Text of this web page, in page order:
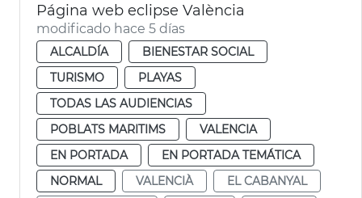
Página web eclipse València
modificado hace 5 días
ALCALDÍA
BIENESTAR SOCIAL
TURISMO
PLAYAS
TODAS LAS AUDIENCIAS
POBLATS MARITIMS
VALENCIA
EN PORTADA
EN PORTADA TEMÁTICA
NORMAL
VALENCIÀ
EL CABANYAL